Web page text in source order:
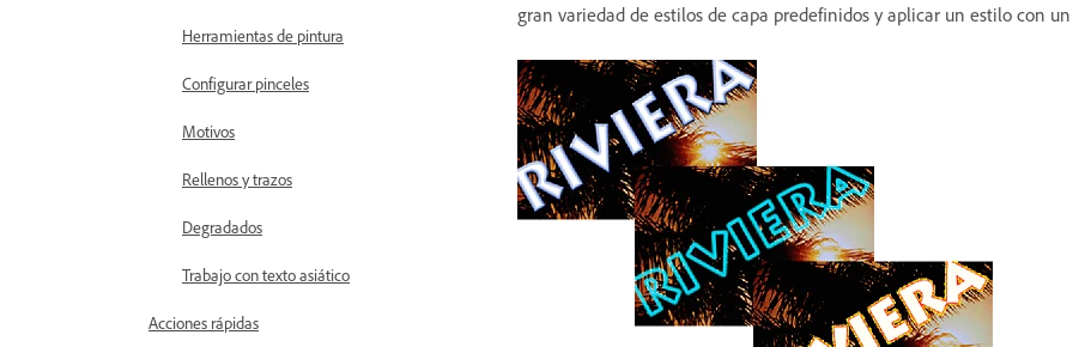
Herramientas de pintura
Configurar pinceles
Motivos
Rellenos y trazos
Degradados
Trabajo con texto asiático
Acciones rápidas
gran variedad de estilos de capa predefinidos y aplicar un estilo con